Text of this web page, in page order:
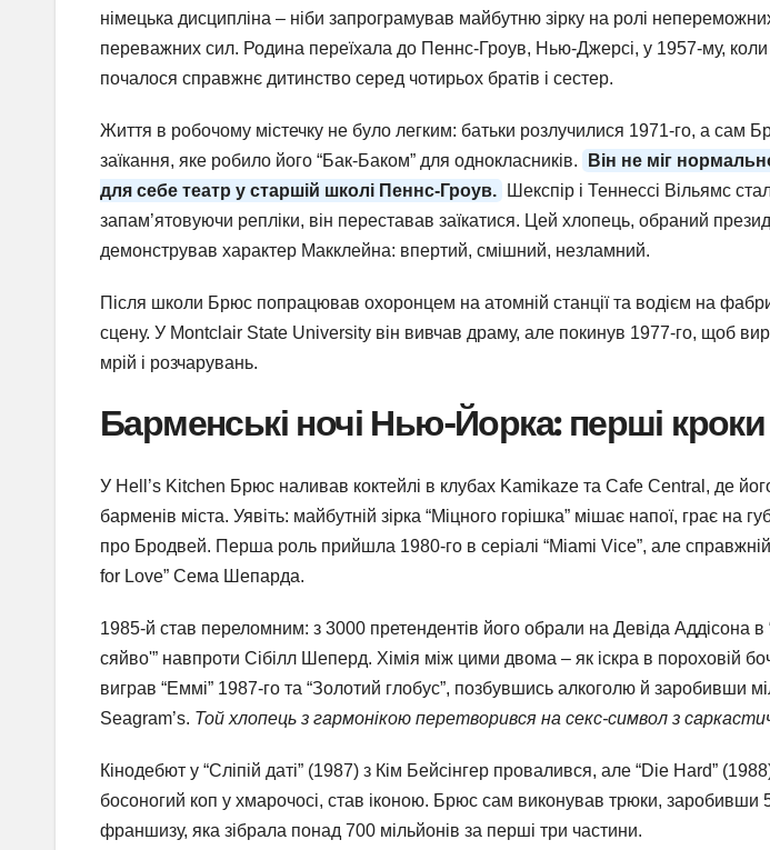
німецька дисципліна – ніби запрограмував майбутню зірку на ролі
переважних сил. Родина переїхала до Пеннс-Гроув, Нью-Джерсі, у 1957-му,
почалося справжнє дитинство серед чотирьох братів і сестер.
Життя в робочому містечку не було легким: батьки розлучилися 1971-го, а сам
заїкання, яке робило його “Бак-Баком” для однокласників.
Він не міг
для себе театр у старшій школі Пеннс-Гроув.
Шекспір і Теннессі Вільямс
запам’ятовуючи репліки, він переставав заїкатися. Цей хлопець, обраний
демонстрував характер Макклейна: впертий, смішний, незламний.
Після школи Брюс попрацював охоронцем на атомній станції та водієм на
сцену. У Montclair State University він вивчав драму, але покинув 1977-го, щоб
мрій і розчарувань.
Барменські ночі Нью-Йорка: перші
У Hell’s Kitchen Брюс наливав коктейлі в клубах Kamikaze та Cafe Central, де
барменів міста. Уявіть: майбутній зірка “Міцного горішка” мішає напої, грає на
про Бродвей. Перша роль прийшла 1980-го в серіалі “Miami Vice”, але справжній
for Love” Сема Шепарда.
1985-й став переломним: з 3000 претендентів його обрали на Девіда Аддісона в
сяйво'” навпроти Сібілл Шеперд. Хімія між цими двома – як іскра в пороховій
виграв “Еммі” 1987-го та “Золотий глобус”, позбувшись алкоголю й заробивши
Seagram’s. Той хлопець з гармонікою перетворився на секс-символ з
Кінодебют у “Сліпій даті” (1987) з Кім Бейсінгер провалився, але “Die Hard”
босоногий коп у хмарочосі, став іконою. Брюс сам виконував трюки, заробивши 5
франшизу, яка зібрала понад 700 мільйонів за перші три частини.